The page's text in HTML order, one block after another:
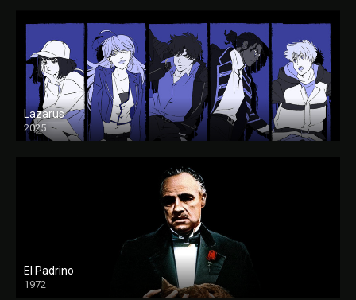
Lazarus
2025
El Padrino
1972
FULL HD